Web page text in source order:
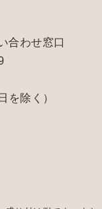
合わせ窓口
を除く）